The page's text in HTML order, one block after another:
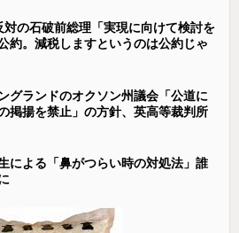
対の石破前総理「実現に向けて検討を
約。減税しますというのは公約じゃ
グランドのオクソン州議会「公道に
掲揚を禁止」の方針、英高等裁判所
による「鼻がつらい時の対処法」誰